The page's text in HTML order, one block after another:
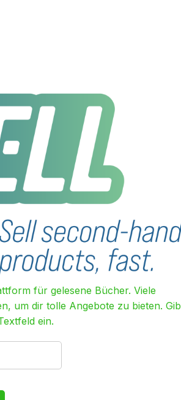
für gelesene Bücher. Viele
um dir tolle Angebote zu bieten. Gib
ein.